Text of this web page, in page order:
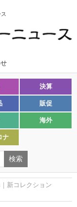
決算
販促
海外
ナ
新コレクション